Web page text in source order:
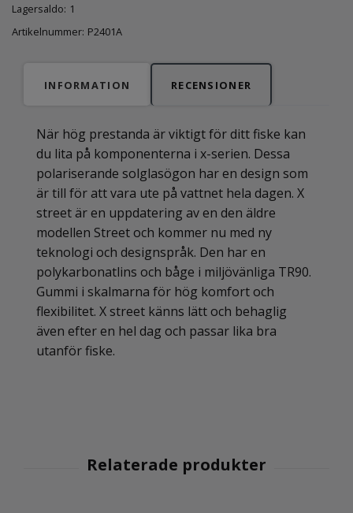
Lagersaldo: 1
Artikelnummer: P2401A
INFORMATION RECENSIONER
När hög prestanda är viktigt för ditt fiske kan
du lita på komponenterna i x-serien. Dessa
polariserande solglasögon har en design som
är till för att vara ute på vattnet hela dagen. X
street är en uppdatering av en den äldre
modellen Street och kommer nu med ny
teknologi och designspråk. Den har en
polykarbonatlins och båge i miljövänliga TR90.
Gummi i skalmarna för hög komfort och
flexibilitet. X street känns lätt och behaglig
även efter en hel dag och passar lika bra
utanför fiske.